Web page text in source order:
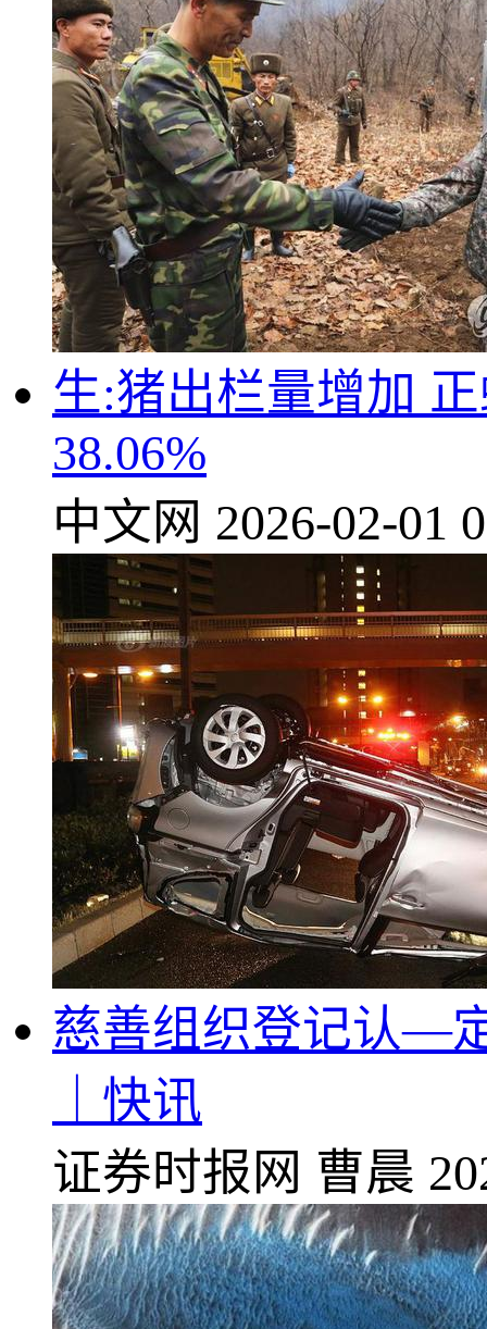
生:猪出栏量增加
38.06%
中文网 2026-02-01
慈善组织登记认—
｜快讯
证券时报网 曹晨